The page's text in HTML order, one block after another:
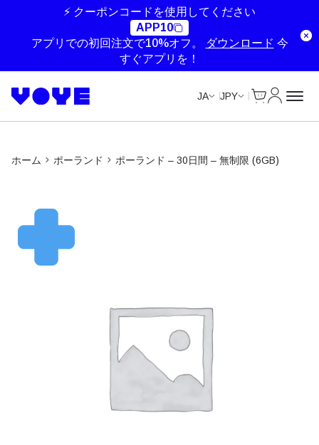
⚡ クーポンコードを使用してください
APP10
アプリでの初回注文で10%オフ。
ダウンロード 今
すぐアプリを！
JA JPY
ホーム ポーランド ポーランド – 30日間 – 無制限 (6GB)
Unlimited Data
Unlimited Data